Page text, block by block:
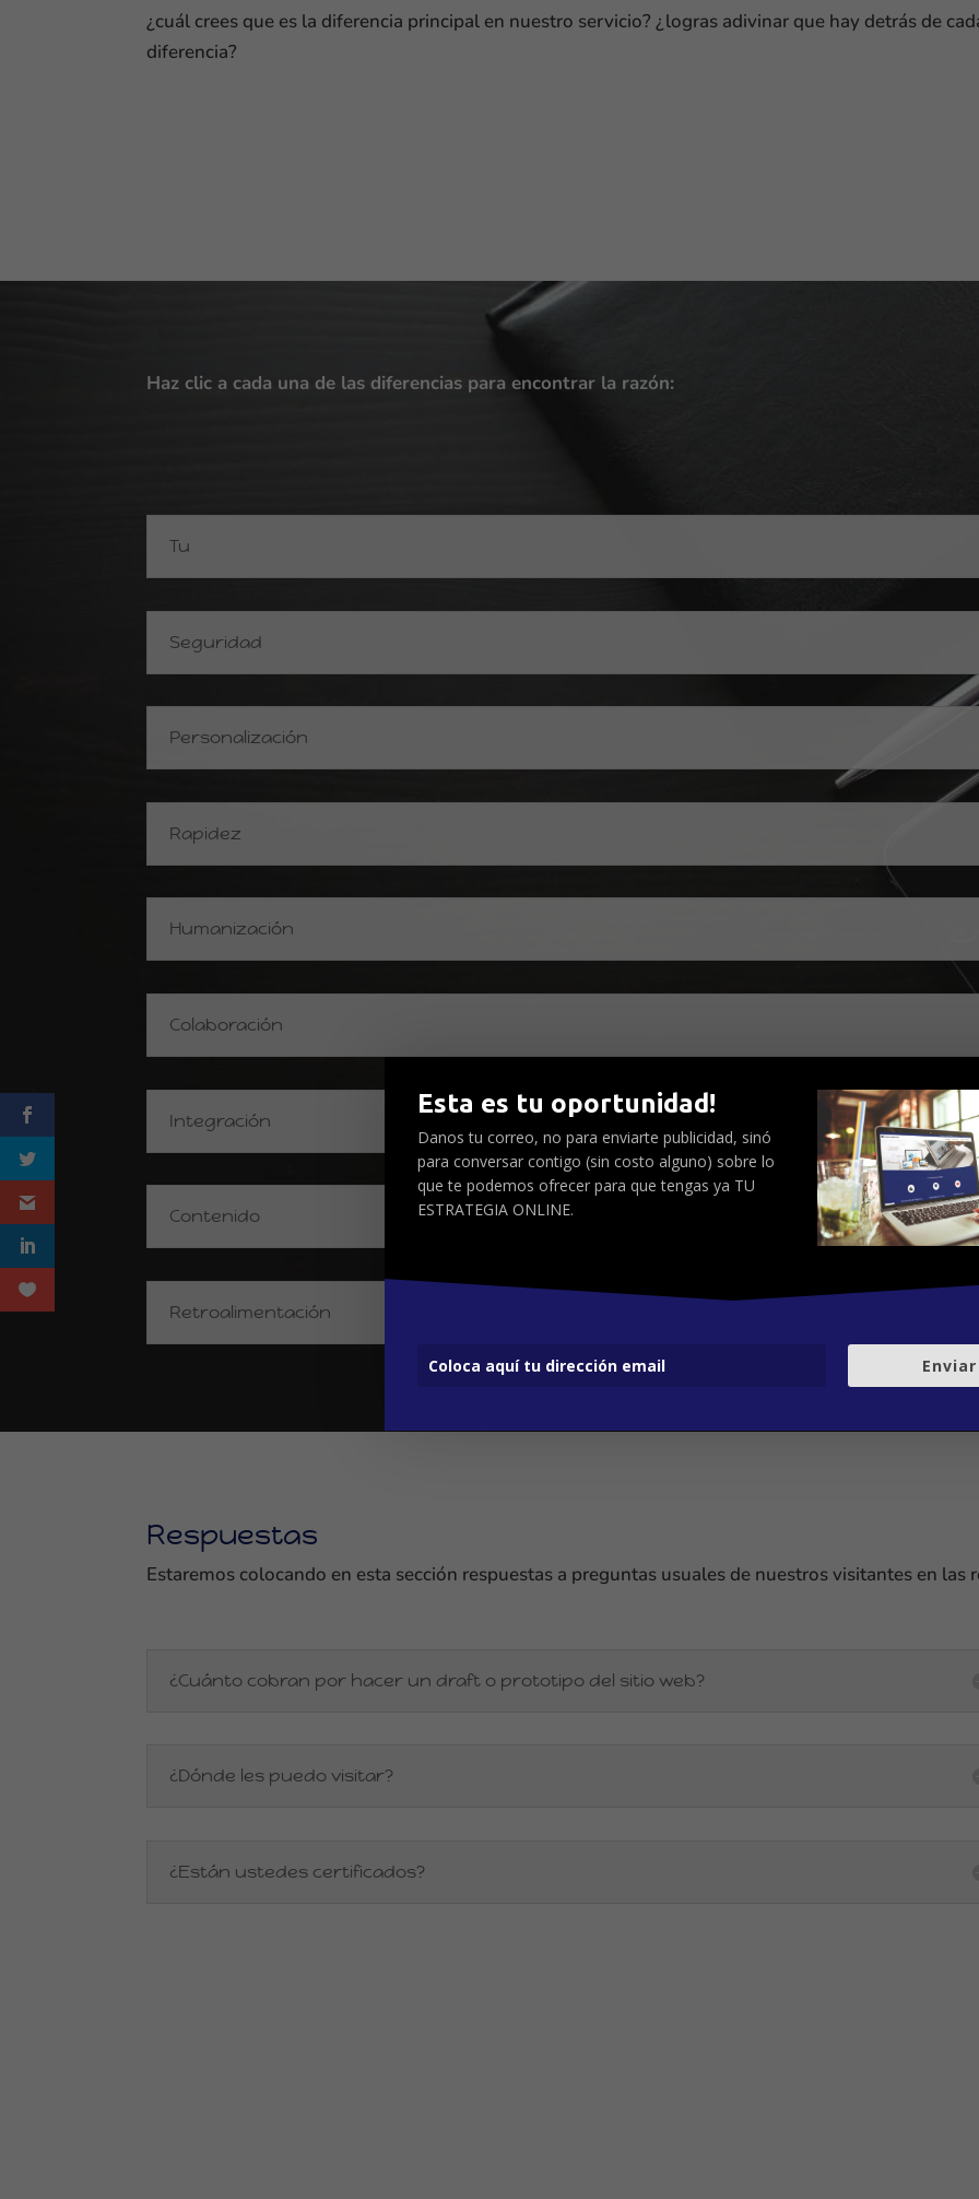
¿cuál crees que es la diferencia principal en nuestro servicio? ¿logras adivinar que hay detrás de
diferencia?
Haz clic a cada una de las diferencias para encontrar la razón:
Tu
Seguridad
Personalización
Rapidez
Humanización
Colaboración
Integración
Contenido
Retroalimentación
Respuestas
Estaremos colocando en esta sección respuestas a preguntas usuales de nuestros visitantes en las
¿Cuánto cobran por hacer un draft o prototipo del sitio web?
¿Dónde les puedo visitar?
¿Están ustedes certificados?
Esta es tu oportunidad!
Danos tu correo, no para enviarte publicidad, sinó
para conversar contigo (sin costo alguno) sobre lo
que te podemos ofrecer para que tengas ya TU
ESTRATEGIA ONLINE.
Enviar